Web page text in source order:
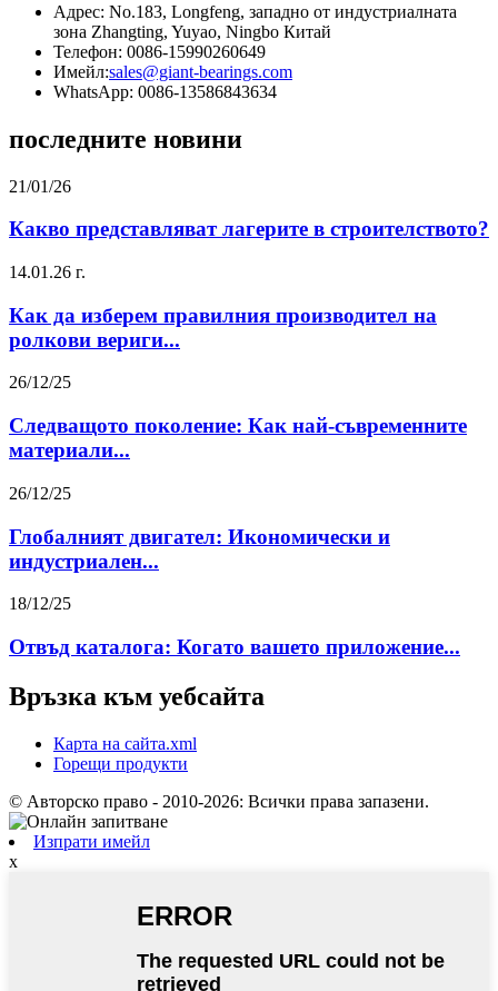
Адрес: No.183, Longfeng, западно от индустриалната
зона Zhangting, Yuyao, Ningbo Китай
Телефон: 0086-15990260649
Имейл:sales@giant-bearings.com
WhatsApp: 0086-13586843634
последните новини
21/01/26
Какво представляват лагерите в строителството?
14.01.26 г.
Как да изберем правилния производител на
ролкови вериги...
26/12/25
Следващото поколение: Как най-съвременните
материали...
26/12/25
Глобалният двигател: Икономически и
индустриален...
18/12/25
Отвъд каталога: Когато вашето приложение...
Връзка към уебсайта
Карта на сайта.xml
Горещи продукти
© Авторско право - 2010-2026: Всички права запазени.
Изпрати имейл
x